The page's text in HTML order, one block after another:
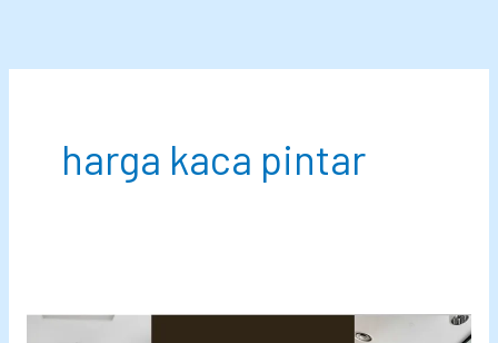
konten
harga kaca pintar